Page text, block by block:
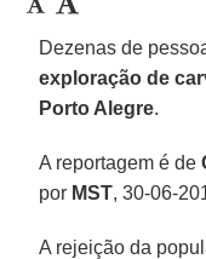
Dezenas de
exploração de
Porto Alegre.
A reportagem é de
por MST, 30-06-
A rejeição da